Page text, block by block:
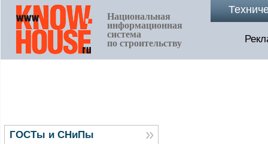
Национальная
информационная
система
по строительству
ГОСТы и СНиПы